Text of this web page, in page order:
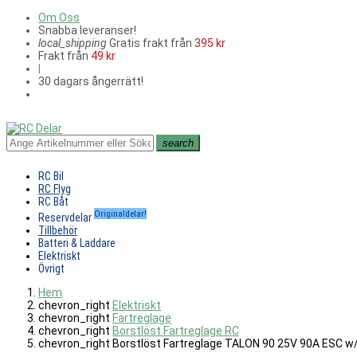
Om Oss
Snabba leveranser!
local_shippingGratis frakt från 395 kr
Frakt från 49 kr
30 dagars ångerrätt!
search
RC Bil
RC Flyg
RC Båt
Reservdelar Originaldelar!
Tillbehör
Batteri & Laddare
Elektriskt
Övrigt
Hem
chevron_right Elektriskt
chevron_right Fartreglage
chevron_right Borstlöst Fartreglage RC
chevron_right Borstlöst Fartreglage TALON 90 25V 90A ESC